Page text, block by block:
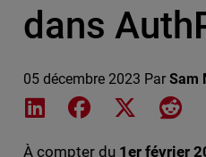
dans
05 décembre 2023 Par Sam
Share on LinkedIn
Share on Facebook
Share on X
À compter du 1er février